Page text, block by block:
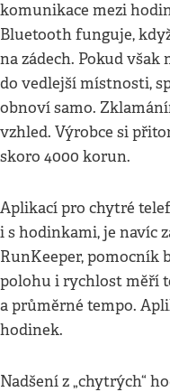
komunikace mezi
Bluetooth funguje,
na zádech. Pokud však
do vedlejší místnosti,
obnoví samo.
vzhled. Výrobce si
skoro 4000 korun.
Aplikací pro chytré
i s hodinkami, je navíc
RunKeeper, pomocník
polohu i rychlost měří
a průměrné tempo.
hodinek.
Nadšení z „chytrých“